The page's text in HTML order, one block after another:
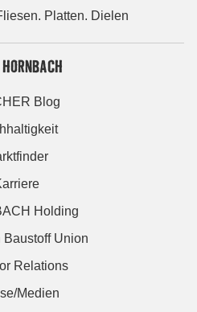
Platten. Dielen
Blog
Holding
Baustoff Union
Relations
Medien